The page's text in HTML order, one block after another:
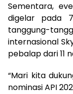
Sementara,
digelar pada
tanggung-
internasional
pebalap dari 11
“Mari kita
nominasi API